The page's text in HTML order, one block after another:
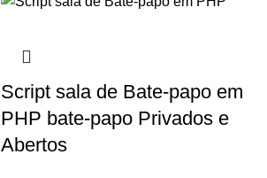
Script sala de Bate-papo em
PHP bate-papo Privados e
Abertos